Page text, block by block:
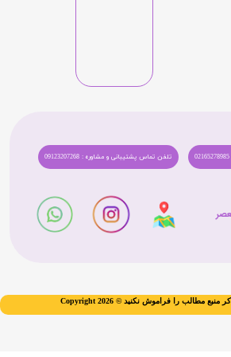
تلفن تماس پشتیبانی و مشاوره : 09123207268